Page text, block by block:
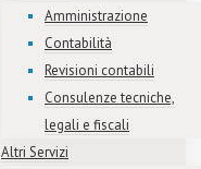
Amministrazione
Contabilità
Revisioni contabili
Consulenze tecniche,
legali e fiscali
Altri Servizi